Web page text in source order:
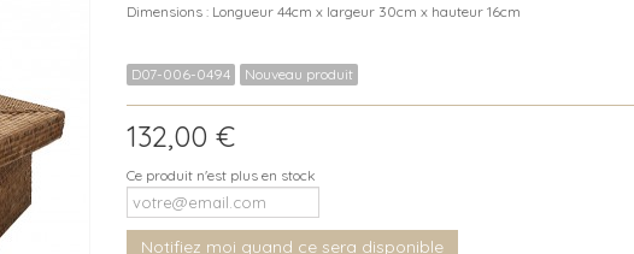
Dimensions : Longueur 44cm x largeur 30cm x hauteur 16cm
D07-006-0494 Nouveau produit
132,00 €
Ce produit n'est plus en stock
Notifiez moi quand ce sera disponible